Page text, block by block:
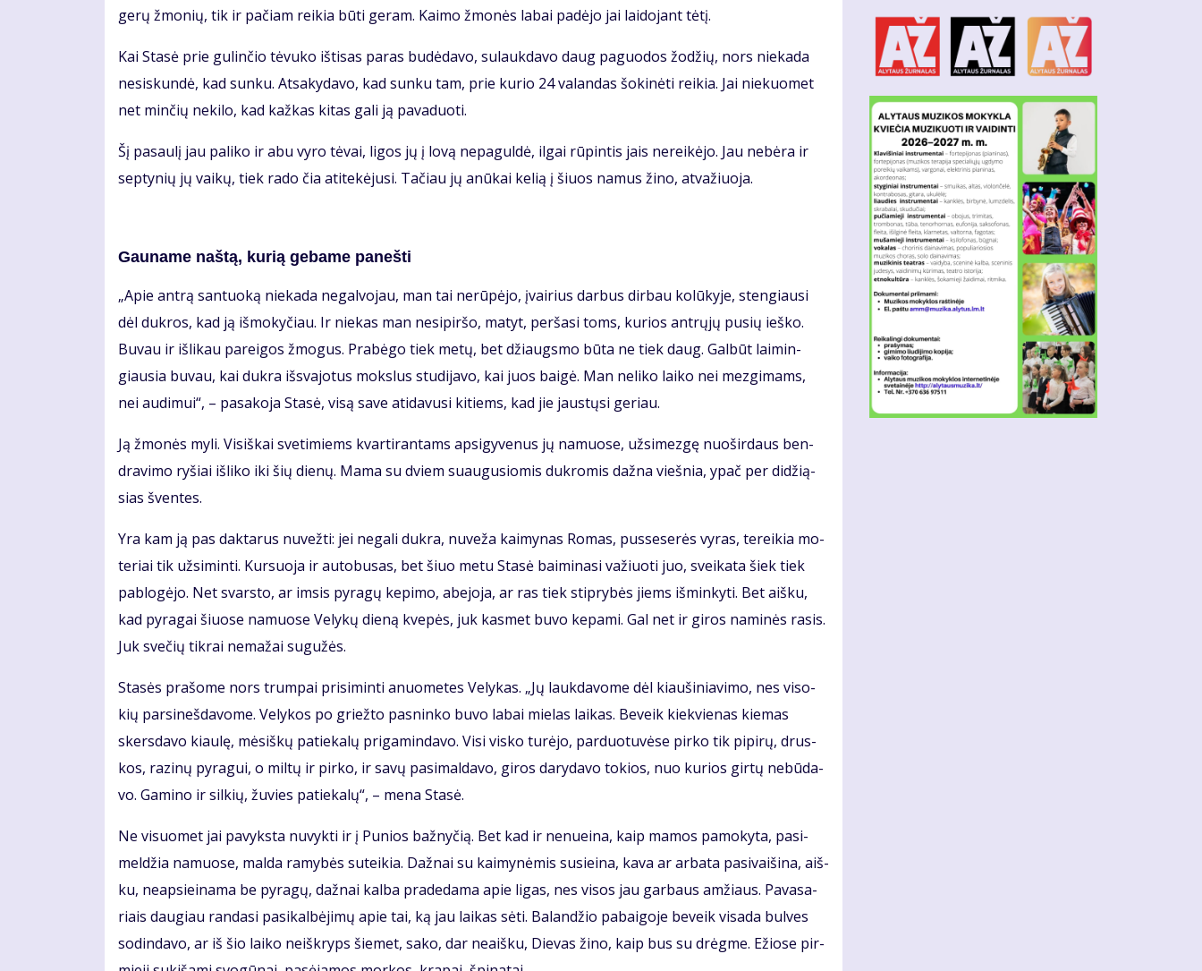
ge­rų žmo­nių, tik ir pa­čiam rei­kia bū­ti ge­ram. Kai­mo žmo­nės la­bai pa­dė­jo jai lai­do­jant tė­tį.
Kai Sta­sė prie gu­lin­čio tė­vu­ko iš­ti­sas pa­ras bu­dė­da­vo, su­lauk­da­vo daug pa­guo­dos žo­džių, nors nie­ka­da
ne­si­skun­dė, kad sun­ku. At­sa­ky­da­vo, kad sun­ku tam, prie ku­rio 24 va­lan­das šo­ki­nė­ti rei­kia. Jai nie­kuo­met
net min­čių ne­ki­lo, kad kaž­kas ki­tas ga­li ją pa­va­duo­ti.
Šį pa­sau­lį jau pa­li­ko ir abu vy­ro tė­vai, li­gos jų į lo­vą ne­pa­gul­dė, il­gai rū­pin­tis jais ne­rei­kė­jo. Jau ne­bė­ra ir
sep­ty­nių jų vai­kų, tiek ra­do čia ati­te­kė­ju­si. Ta­čiau jų anū­kai ke­lią į šiuos na­mus ži­no, at­va­žiuo­ja.
Gau­na­me naš­tą, ku­rią ge­ba­me pa­neš­ti
„Apie an­trą san­tuo­ką nie­ka­da ne­gal­vo­jau, man tai ne­rū­pė­jo, įvai­rius dar­bus dir­bau ko­lū­ky­je, sten­giau­si
dėl duk­ros, kad ją iš­mo­ky­čiau. Ir nie­kas man ne­si­pir­šo, ma­tyt, per­ša­si toms, ku­rios ant­rų­jų pu­sių ieš­ko.
Bu­vau ir iš­li­kau pa­rei­gos žmo­gus. Pra­bė­go tiek me­tų, bet džiaugs­mo bū­ta ne tiek daug. Gal­būt lai­min­
giau­sia bu­vau, kai duk­ra iš­sva­jo­tus moks­lus stu­di­ja­vo, kai juos bai­gė. Man ne­li­ko lai­ko nei mez­gi­mams,
nei au­di­mui“, – pa­sa­ko­ja Sta­sė, vi­są sa­ve ati­da­vu­si ki­tiems, kad jie jaus­tų­si ge­riau.
Ją žmo­nės my­li. Vi­siš­kai sve­ti­miems kvar­ti­ran­tams ap­si­gy­ve­nus jų na­muo­se, už­si­mez­gę nuo­šir­daus ben­
dra­vi­mo ry­šiai iš­li­ko iki šių die­nų. Ma­ma su dviem su­au­gu­sio­mis duk­ro­mis daž­na vieš­nia, ypač per di­dži­ą­
sias šven­tes.
Yra kam ją pas dak­ta­rus nu­vež­ti: jei ne­ga­li duk­ra, nu­ve­ža kai­my­nas Ro­mas, pus­se­se­rės vy­ras, te­rei­kia mo­
te­riai tik už­si­min­ti. Kur­suo­ja ir au­to­bu­sas, bet šiuo me­tu Sta­sė bai­mi­na­si va­žiuo­ti juo, svei­ka­ta šiek tiek
pa­blo­gė­jo. Net svars­to, ar im­sis py­ra­gų ke­pi­mo, abe­jo­ja, ar ras tiek stip­ry­bės jiems iš­min­ky­ti. Bet aiš­ku,
kad py­ra­gai šiuo­se na­muo­se Ve­ly­kų die­ną kve­pės, juk kas­met bu­vo ke­pa­mi. Gal net ir gi­ros na­mi­nės ra­sis.
Juk sve­čių tik­rai ne­ma­žai su­gu­žės.
Sta­sės pra­šo­me nors trum­pai pri­si­min­ti anuo­me­tes Ve­ly­kas. „Jų lauk­da­vo­me dėl kiau­ši­nia­vi­mo, nes vi­so­
kių par­si­neš­da­vo­me. Ve­ly­kos po griež­to pas­nin­ko bu­vo la­bai mie­las lai­kas. Be­veik kiek­vie­nas kie­mas
skers­da­vo kiau­lę, mė­siš­kų pa­tie­ka­lų pri­ga­min­da­vo. Vi­si vis­ko tu­rė­jo, par­duo­tu­vė­se pir­ko tik pi­pi­rų, drus­
kos, ra­zi­nų py­ra­gui, o mil­tų ir pir­ko, ir sa­vų pa­si­mal­da­vo, gi­ros da­ry­da­vo to­kios, nuo ku­rios gir­tų ne­bū­da­
vo. Ga­mi­no ir sil­kių, žu­vies pa­tie­ka­lų“, – me­na Sta­sė.
Ne vi­suo­met jai pa­vyks­ta nu­vyk­ti ir į Pu­nios baž­ny­čią. Bet kad ir ne­nu­ei­na, kaip ma­mos pa­mo­ky­ta, pa­si­
mel­džia na­muo­se, mal­da ra­my­bės su­tei­kia. Daž­nai su kai­my­nė­mis su­si­ei­na, ka­va ar ar­ba­ta pa­si­vai­ši­na, aiš­
ku, neap­si­ei­na­ma be py­ra­gų, daž­nai kal­ba pra­de­da­ma apie li­gas, nes vi­sos jau gar­baus am­žiaus. Pa­va­sa­
riais dau­giau ran­da­si pa­si­kal­bė­ji­mų apie tai, ką jau lai­kas sė­ti. Ba­lan­džio pa­bai­go­je be­veik vi­sa­da bul­ves
so­din­da­vo, ar iš šio lai­ko ne­iš­kryps šie­met, sa­ko, dar ne­aiš­ku, Die­vas ži­no, kaip bus su drėg­me. Ežio­se pir­